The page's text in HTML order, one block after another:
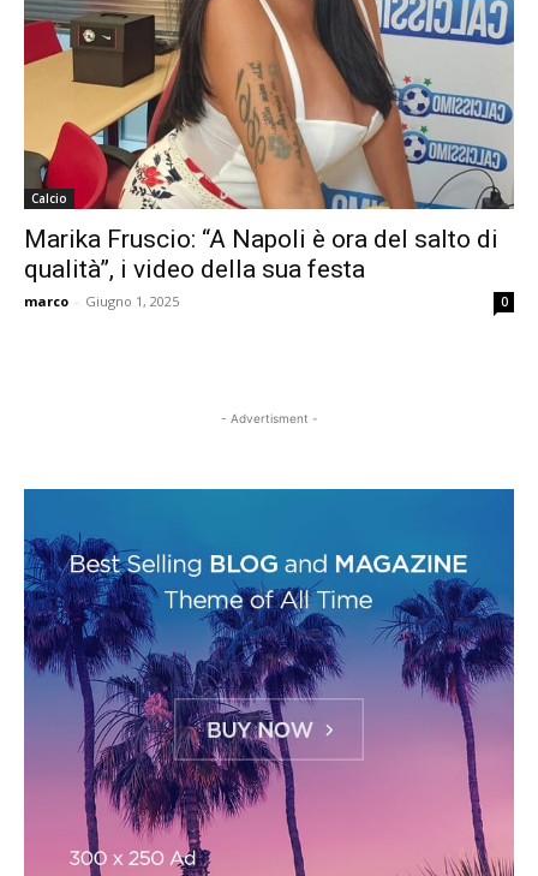
Calcio
Marika Fruscio: “A Napoli è ora del salto di
qualità”, i video della sua festa
marco - Giugno 1, 2025 0
- Advertisment -